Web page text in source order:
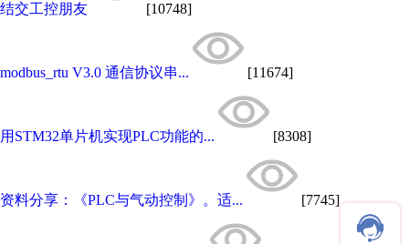
结交工控朋友 [10748]
modbus_rtu V3.0 通信协议串... [11674]
用STM32单片机实现PLC功能的... [8308]
资料分享：《PLC与气动控制》。适... [7745]